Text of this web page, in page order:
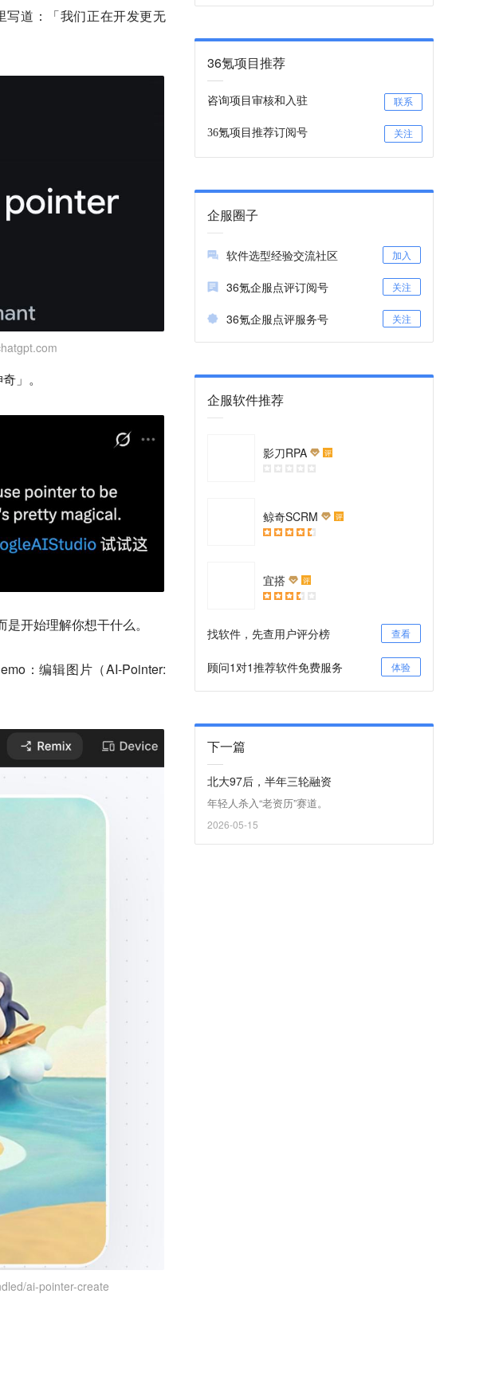
写道：「我们正在开发更无
」。
开始理解你想干什么。
：编辑图片（AI-Pointer:
ai-pointer-create
36氪项目推荐
咨询项目审核和入驻 联系
36氪项目推荐订阅号 关注
企服圈子
软件选型经验交流社区 加入
36氪企服点评订阅号 关注
36氪企服点评服务号 关注
企服软件推荐
影刀RPA 评
鲸奇SCRM 评
宜搭 评
找软件，先查用户评分榜 查看
顾问1对1推荐软件免费服务 体验
下一篇
北大97后，半年三轮融资
年轻人杀入“老资历”赛道。
2026-05-15